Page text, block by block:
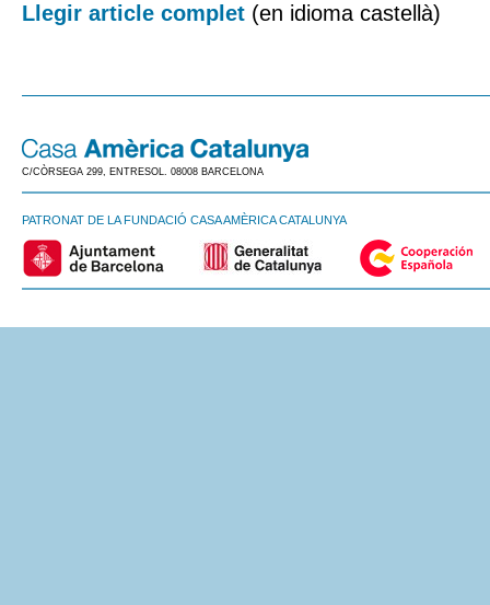
Llegir article complet (en idioma castellà)
C/CÒRSEGA 299, ENTRESOL. 08008 BARCELONA
PATRONAT DE LA FUNDACIÓ CASA AMÈRICA CATALUNYA